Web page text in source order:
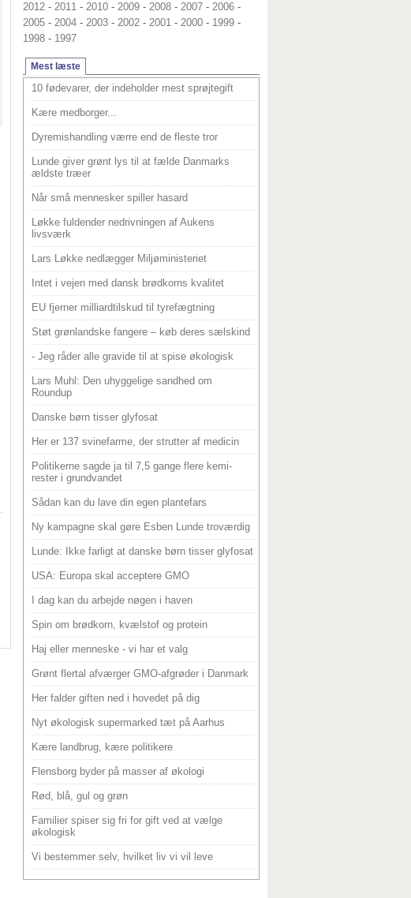
2012 - 2011 - 2010 - 2009 - 2008 - 2007 - 2006 -
2005 - 2004 - 2003 - 2002 - 2001 - 2000 - 1999 -
1998 - 1997
Mest læste
10 fødevarer, der indeholder mest sprøjtegift
Kære medborger...
Dyremishandling værre end de fleste tror
Lunde giver grønt lys til at fælde Danmarks
ældste træer
Når små mennesker spiller hasard
Løkke fuldender nedrivningen af Aukens
livsværk
Lars Løkke nedlægger Miljøministeriet
Intet i vejen med dansk brødkorns kvalitet
EU fjerner milliardtilskud til tyrefægtning
Støt grønlandske fangere – køb deres sælskind
- Jeg råder alle gravide til at spise økologisk
Lars Muhl: Den uhyggelige sandhed om
Roundup
Danske børn tisser glyfosat
Her er 137 svinefarme, der strutter af medicin
Politikerne sagde ja til 7,5 gange flere kemi-
rester i grundvandet
Sådan kan du lave din egen plantefars
Ny kampagne skal gøre Esben Lunde troværdig
Lunde: Ikke farligt at danske børn tisser glyfosat
USA: Europa skal acceptere GMO
I dag kan du arbejde nøgen i haven
Spin om brødkorn, kvælstof og protein
Haj eller menneske - vi har et valg
Grønt flertal afværger GMO-afgrøder i Danmark
Her falder giften ned i hovedet på dig
Nyt økologisk supermarked tæt på Aarhus
Kære landbrug, kære politikere
Flensborg byder på masser af økologi
Rød, blå, gul og grøn
Familier spiser sig fri for gift ved at vælge
økologisk
Vi bestemmer selv, hvilket liv vi vil leve